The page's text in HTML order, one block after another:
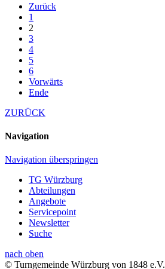
Zurück
1
2
3
4
5
6
Vorwärts
Ende
ZURÜCK
Navigation
Navigation überspringen
TG Würzburg
Abteilungen
Angebote
Servicepoint
Newsletter
Suche
nach oben
© Turngemeinde Würzburg von 1848 e.V.